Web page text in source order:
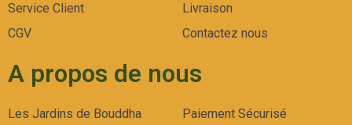
Service Client
CGV
Livraison
Contactez nous
A propos de nous
Les Jardins de Bouddha
Paiement Sécurisé